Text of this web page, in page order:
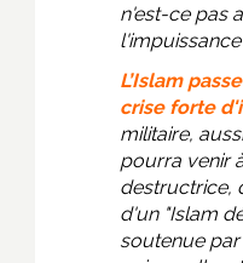
n'est-ce pas
L’Islam
crise forte
militaire,
pourra venir
destructrice,
d'un "Islam
soutenue